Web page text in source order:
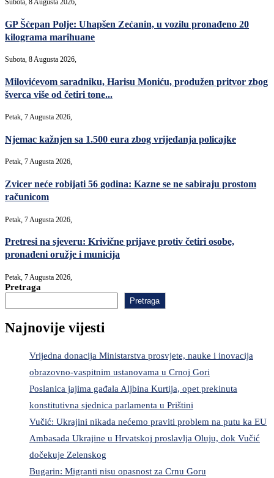
Subota, 8 Augusta 2026,
GP Šćepan Polje: Uhapšen Zećanin, u vozilu pronađeno 20
kilograma marihuane
Subota, 8 Augusta 2026,
Milovićevom saradniku, Harisu Moniću, produžen pritvor zbog
šverca više od četiri tone...
Petak, 7 Augusta 2026,
Njemac kažnjen sa 1.500 eura zbog vrijeđanja policajke
Petak, 7 Augusta 2026,
Zvicer neće robijati 56 godina: Kazne se ne sabiraju prostom
računicom
Petak, 7 Augusta 2026,
Pretresi na sjeveru: Krivične prijave protiv četiri osobe,
pronađeni oružje i municija
Petak, 7 Augusta 2026,
Pretraga
Pretraga
Najnovije vijesti
Vrijedna donacija Ministarstva prosvjete, nauke i inovacija
obrazovno-vaspitnim ustanovama u Crnoj Gori
Poslanica jajima gađala Aljbina Kurtija, opet prekinuta
konstitutivna sjednica parlamenta u Prištini
Vučić: Ukrajini nikada nećemo praviti problem na putu ka EU
Ambasada Ukrajine u Hrvatskoj proslavlja Oluju, dok Vučić
dočekuje Zelenskog
Bugarin: Migranti nisu opasnost za Crnu Goru